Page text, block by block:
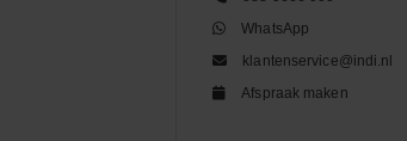
WhatsApp
klantenservice@indi.nl
Afspraak maken